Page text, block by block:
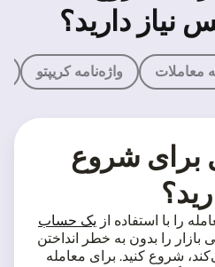
نیاز دارید؟
معاملات واژه‌نامه کریپتو
برای شروع
یک حساب
بازار را بدون به خطر انداختن
شروع کنید. برای معامله